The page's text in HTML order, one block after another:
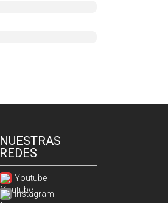
NUESTRAS
REDES
Youtube
Instagram